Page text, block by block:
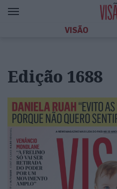
VISÃO
Edição 1688